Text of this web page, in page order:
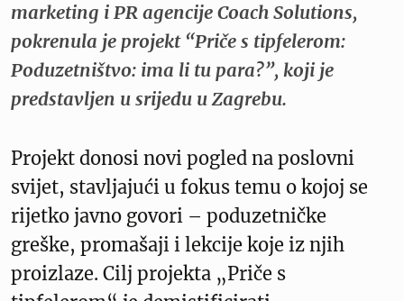
marketing i PR agencije Coach Solutions,
pokrenula je projekt “Priče s tipfelerom:
Poduzetništvo: ima li tu para?”, koji je
predstavljen u srijedu u Zagrebu.
Projekt donosi novi pogled na poslovni
svijet, stavljajući u fokus temu o kojoj se
rijetko javno govori – poduzetničke
greške, promašaji i lekcije koje iz njih
proizlaze. Cilj projekta „Priče s